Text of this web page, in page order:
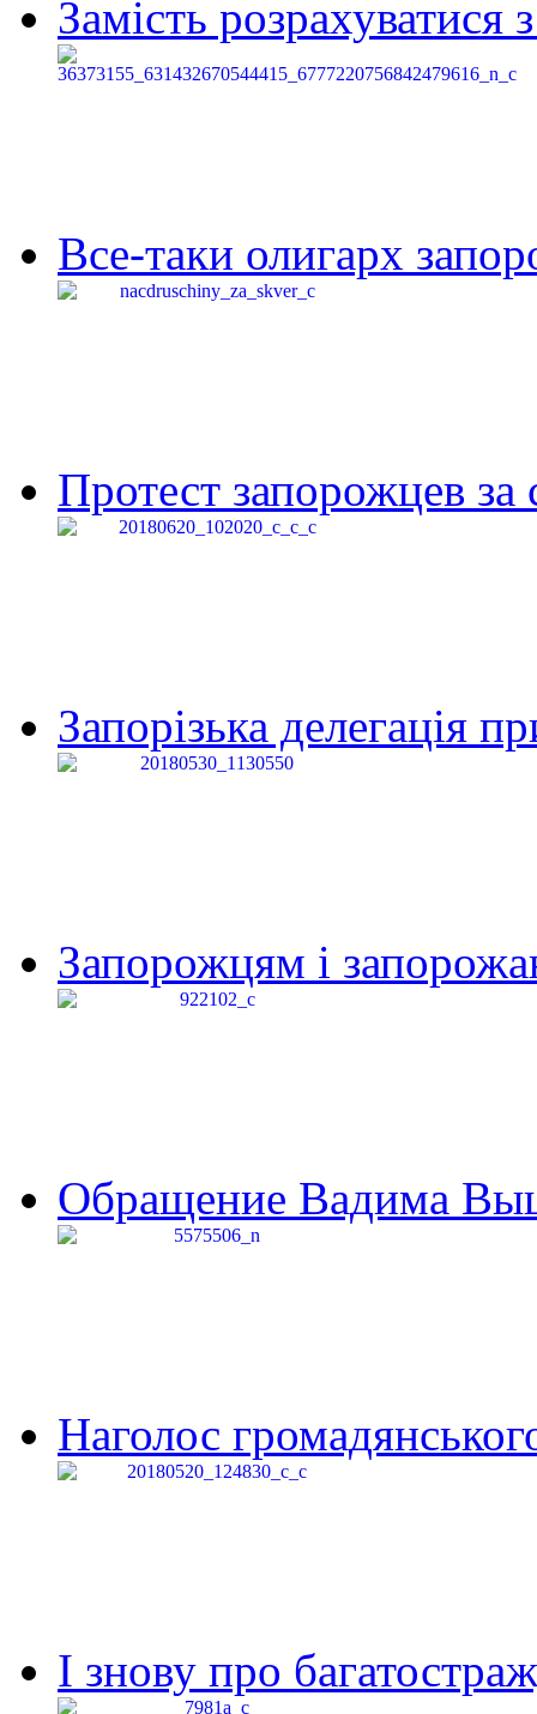
Замість
Все-таки олигарх
Протест запорожцев за
Запорізька делегація
Запорожцям і
Обращение Вадима
Наголос
І знову про